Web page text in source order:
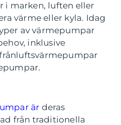
i marken, luften eller
värme eller kyla. Idag
av värmepumpar
inklusive
är deras
från traditionella